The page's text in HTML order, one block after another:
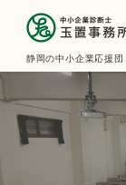
静岡の中小企業応援